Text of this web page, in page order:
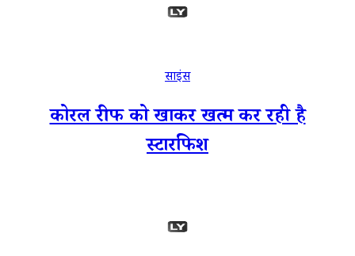
साइंस
कोरल रीफ को खाकर खत्म कर रही है
स्टारफिश